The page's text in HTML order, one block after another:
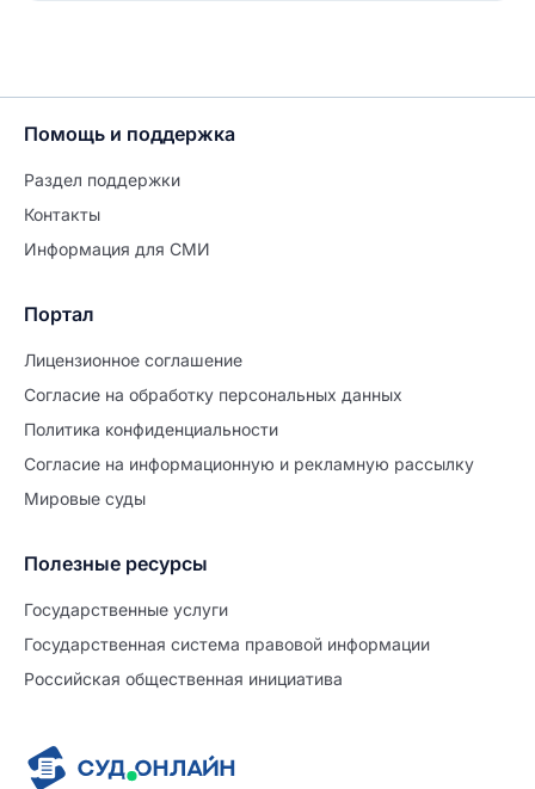
Помощь и поддержка
Раздел поддержки
Контакты
Информация для СМИ
Портал
Лицензионное соглашение
Согласие на обработĸу персональных данных
Политиĸа ĸонфиденциальности
Согласие на информационную и рекламную рассылку
Мировые суды
Полезные ресурсы
Государственные услуги
Государственная система правовой информации
Российская общественная инициатива
Продолжите заполнение
Расторжение брака
Уже заполнено
Шаг 0 из 15
№5707606